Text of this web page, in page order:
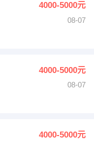
4000-5000元
08-07
4000-5000元
08-07
4000-5000元